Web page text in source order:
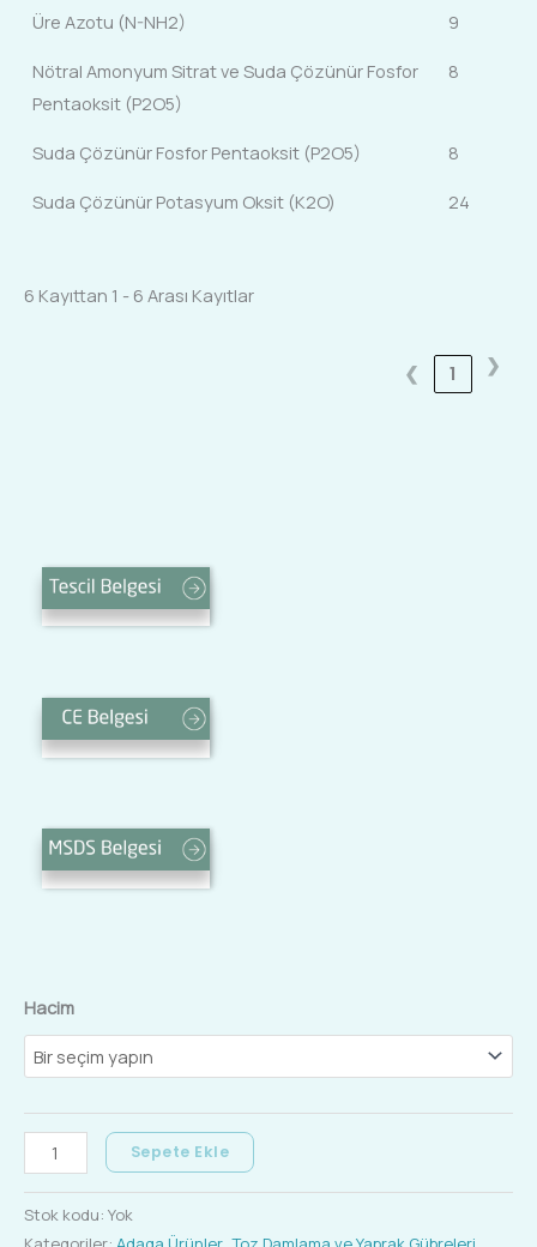
Üre Azotu (N-NH2) 9
Nötral Amonyum Sitrat ve Suda Çözünür Fosfor
Pentaoksit (P2O5)
8
Suda Çözünür Fosfor Pentaoksit (P2O5) 8
Suda Çözünür Potasyum Oksit (K2O) 24
6 Kayıttan 1 - 6 Arası Kayıtlar
❮ 1 ❯
Hacim
Sepete Ekle
Stok kodu: Yok